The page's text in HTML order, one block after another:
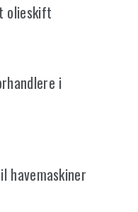
olieskift
i
havemaskiner